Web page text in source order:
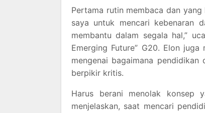
Pertama rutin membaca dan
saya untuk mencari kebenaran
membantu dalam segala hal,”
Emerging Future” G20. Elon
mengenai bagaimana pendidikan
berpikir kritis.
Harus berani menolak konsep
menjelaskan, saat mencari